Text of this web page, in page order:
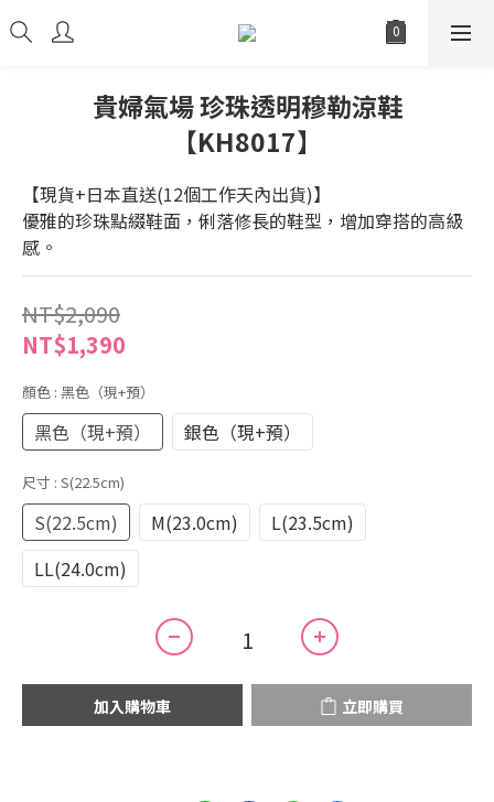
貴婦氣場 珍珠透明穆勒涼鞋
【KH8017】
【現貨+日本直送(12個工作天內出貨)】
優雅的珍珠點綴鞋面，俐落修長的鞋型，增加穿搭的高級
感。
NT$2,090
NT$1,390
顏色 : 黑色（現+預）
黑色（現+預） 銀色（現+預）
尺寸 : S(22.5cm)
S(22.5cm) M(23.0cm)
L(23.5cm)
LL(24.0cm)
加入購物車 立即購買